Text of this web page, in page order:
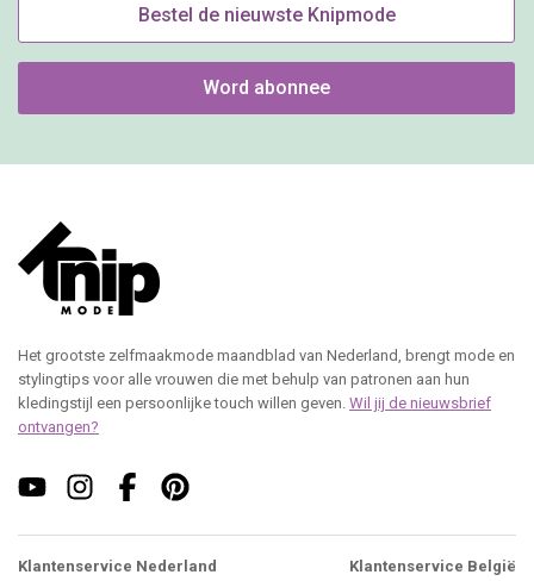
Bestel de nieuwste Knipmode
Word abonnee
Het grootste zelfmaakmode maandblad van Nederland, brengt mode en
stylingtips voor alle vrouwen die met behulp van patronen aan hun
kledingstijl een persoonlijke touch willen geven. Wil jij de nieuwsbrief
ontvangen?
Klantenservice Nederland
Klantenservice België